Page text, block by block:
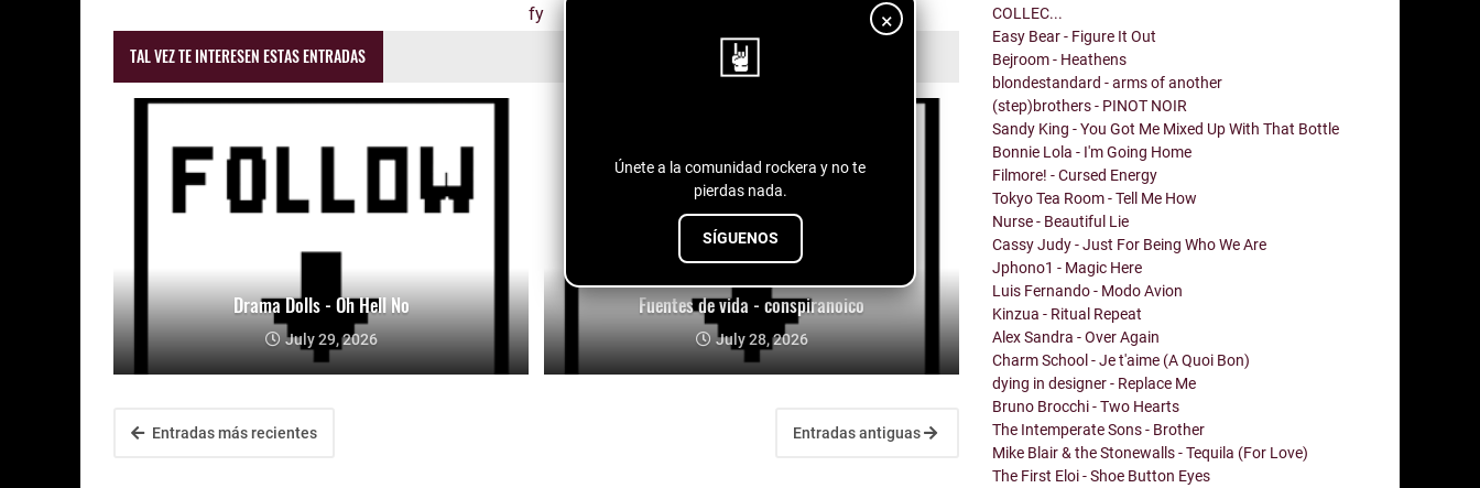
×
Únete a la comunidad rockera y no te
pierdas nada.
SÍGUENOS
TAL VEZ TE INTERESEN ESTAS ENTRADAS
Drama Dolls - Oh Hell No
July 29, 2026
Fuentes de vida - conspiranoico
July 28, 2026
Entradas más recientes Entradas antiguas
COLLEC...
Easy Bear - Figure It Out
Bejroom - Heathens
blondestandard - arms of another
(step)brothers - PINOT NOIR
Sandy King - You Got Me Mixed Up With That Bottle
Bonnie Lola - I'm Going Home
Filmore! - Cursed Energy
Tokyo Tea Room - Tell Me How
Nurse - Beautiful Lie
Cassy Judy - Just For Being Who We Are
Jphono1 - Magic Here
Luis Fernando - Modo Avion
Kinzua - Ritual Repeat
Alex Sandra - Over Again
Charm School - Je t'aime (A Quoi Bon)
dying in designer - Replace Me
Bruno Brocchi - Two Hearts
The Intemperate Sons - Brother
Mike Blair & the Stonewalls - Tequila (For Love)
The First Eloi - Shoe Button Eyes